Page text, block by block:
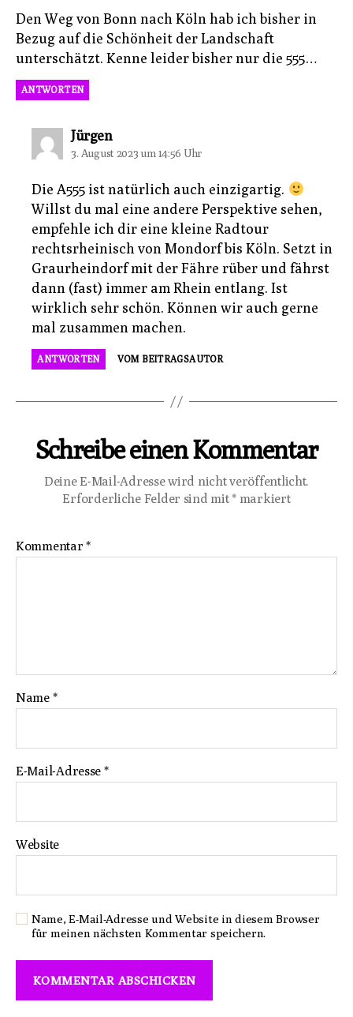
Den Weg von Bonn nach Köln hab ich bisher in
Bezug auf die Schönheit der Landschaft
unterschätzt. Kenne leider bisher nur die 555…
ANTWORTEN
Jürgensagt:
3. August 2023 um 14:56 Uhr
Die A555 ist natürlich auch einzigartig.
Willst du mal eine andere Perspektive sehen,
empfehle ich dir eine kleine Radtour
rechtsrheinisch von Mondorf bis Köln. Setzt in
Graurheindorf mit der Fähre rüber und fährst
dann (fast) immer am Rhein entlang. Ist
wirklich sehr schön. Können wir auch gerne
mal zusammen machen.
ANTWORTEN VOM BEITRAGSAUTOR
Schreibe einen Kommentar
Deine E-Mail-Adresse wird nicht veröffentlicht.
Erforderliche Felder sind mit* markiert
Kommentar*
Name *
E-Mail-Adresse *
Website
Name, E-Mail-Adresse und Website in diesem Browser
für meinen nächsten Kommentar speichern.